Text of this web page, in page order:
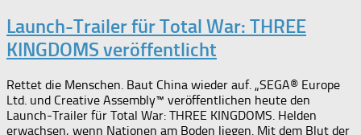
Launch-Trailer für Total War: THREE
KINGDOMS veröffentlicht
Rettet die Menschen. Baut China wieder auf. „SEGA® Europe
Ltd. und Creative Assembly™ veröffentlichen heute den
Launch-Trailer für Total War: THREE KINGDOMS. Helden
erwachsen, wenn Nationen am Boden liegen. Mit dem Blut der